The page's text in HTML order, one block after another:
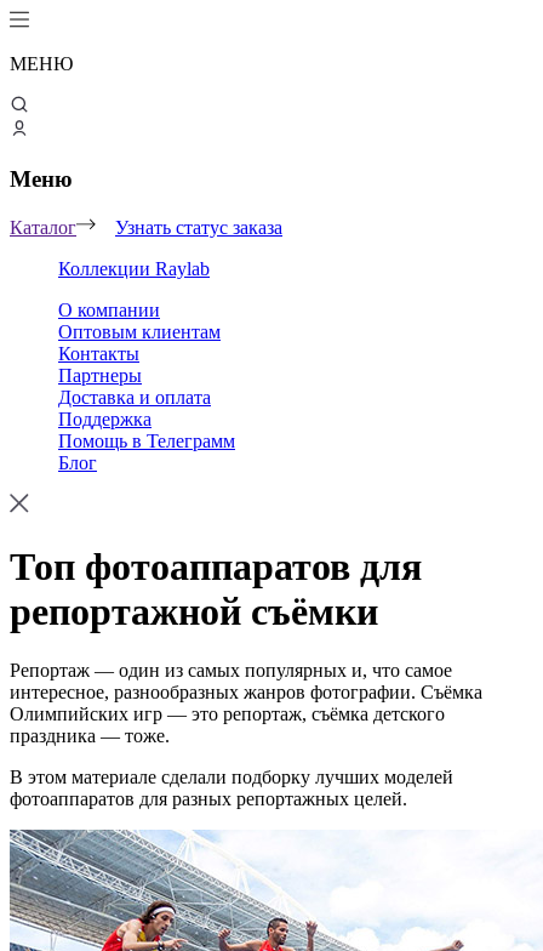
МЕНЮ
Меню
Каталог
Узнать статус заказа
Коллекции Raylab
О компании
Оптовым клиентам
Контакты
Партнеры
Доставка и оплата
Поддержка
Помощь в Телеграмм
Блог
Топ фотоаппаратов для
репортажной съёмки
Репортаж — один из самых популярных и, что самое
интересное, разнообразных жанров фотографии. Съёмка
Олимпийских игр — это репортаж, съёмка детского
праздника — тоже.
В этом материале сделали подборку лучших моделей
фотоаппаратов для разных репортажных целей.